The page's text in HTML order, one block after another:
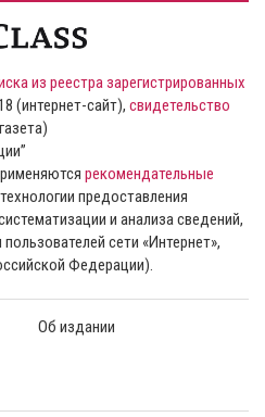
из реестра зарегистрированных
(интернет-сайт), свидетельство
рекомендательные
предоставления
и анализа сведений,
сети «Интернет»,
Федерации).
Об издании